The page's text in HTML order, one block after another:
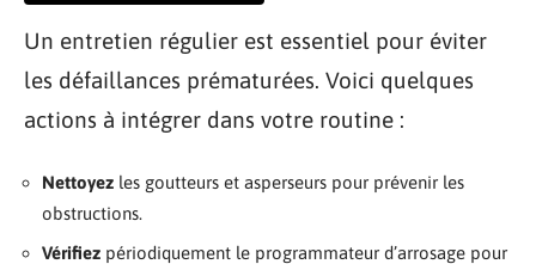
Un entretien régulier est essentiel pour éviter
les défaillances prématurées. Voici quelques
actions à intégrer dans votre routine :
Nettoyez les goutteurs et asperseurs pour prévenir les
obstructions.
Vérifiez périodiquement le programmateur d’arrosage pour